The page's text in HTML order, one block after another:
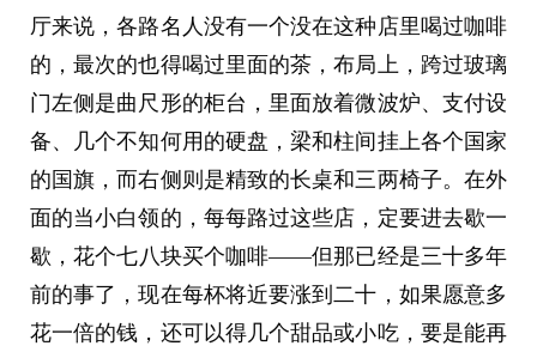
了它对我们的影响........
青年倒是想看看这个所谓的“阻碍”，他翻到了第五
页：
一个拿着齿轮的工人在屏幕中向手舞足蹈地政府人
员展示齿轮，夸耀着它的精细，政府人员对此十分
满意，并转手批了案将此型号的齿轮应用于军工。
底下的小字表示了意义：这些索佘主义者建立起来
的一个个联盟就像帝国主义一样侵蚀着我们的安
全，他们的军工不断地压迫着我们紧张的国防，作
厅来说，各路名人没有一个没在这种店里喝过咖啡
的，最次的也得喝过里面的茶，布局上，跨过玻璃
门左侧是曲尺形的柜台，里面放着微波炉、支付设
备、几个不知何用的硬盘，梁和柱间挂上各个国家
的国旗，而右侧则是精致的长桌和三两椅子。在外
面的当小白领的，每每路过这些店，定要进去歇一
歇，花个七八块买个咖啡——但那已经是三十多年
前的事了，现在每杯将近要涨到二十，如果愿意多
花一倍的钱，还可以得几个甜品或小吃，要是能再